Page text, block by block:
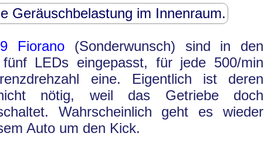
Geräuschbelastung im Innenraum.
Fiorano (Sonderwunsch) sind in den
fünf LEDs eingepasst, für jede 500/min
eine. Eigentlich ist deren
nötig, weil das Getriebe doch
Wahrscheinlich geht es wieder
Auto um den Kick.